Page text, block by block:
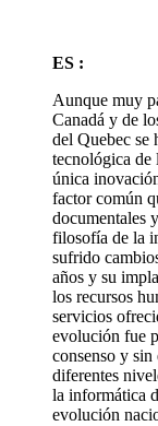
ES :
Aunque muy
Canadá y de
del Quebec se
tecnológica de
única
factor común
documentales
filosofía de la
sufrido
años y su
los recursos
servicios
evolución fue
consenso y sin
diferentes
la informática
evolución